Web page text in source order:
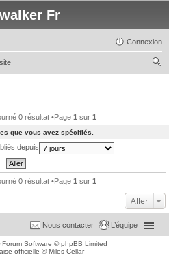
Fr
Connexion
0 résultat •Page 1 sur 1
que vous avez spécifiés.
depuis
0 résultat •Page 1 sur 1
Aller
L’équipe
Nous contacter
Forum Software © phpBB Limited
officielle ©Miles Cellar